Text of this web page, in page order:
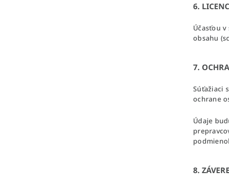
6.
Účasťou
obsahu
7.
Súťažiaci
ochrane
Údaje
8.